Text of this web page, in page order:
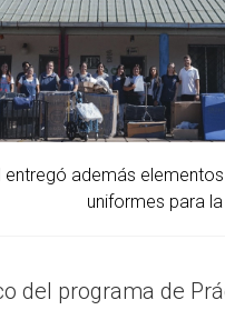
entregó además
uniformes para
del programa de